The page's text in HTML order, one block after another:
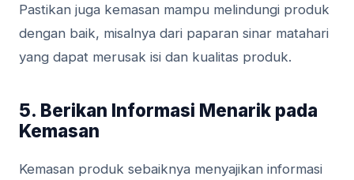
Pastikan juga kemasan mampu melindungi produk
dengan baik, misalnya dari paparan sinar matahari
yang dapat merusak isi dan kualitas produk.
5. Berikan Informasi Menarik pada
Kemasan
Kemasan produk sebaiknya menyajikan informasi